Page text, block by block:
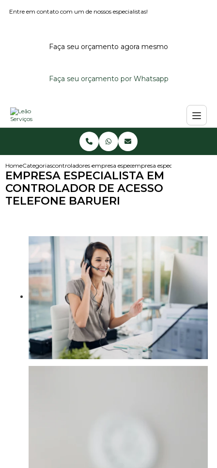
Entre em contato com um de nossos especialistas!
Faça seu orçamento agora mesmo
Faça seu orçamento por Whatsapp
HomeCategoriascontroladores de acessoempresa especialista em controlador de
empresa especialista em
EMPRESA ESPECIALISTA EM
CONTROLADOR DE ACESSO
TELEFONE BARUERI